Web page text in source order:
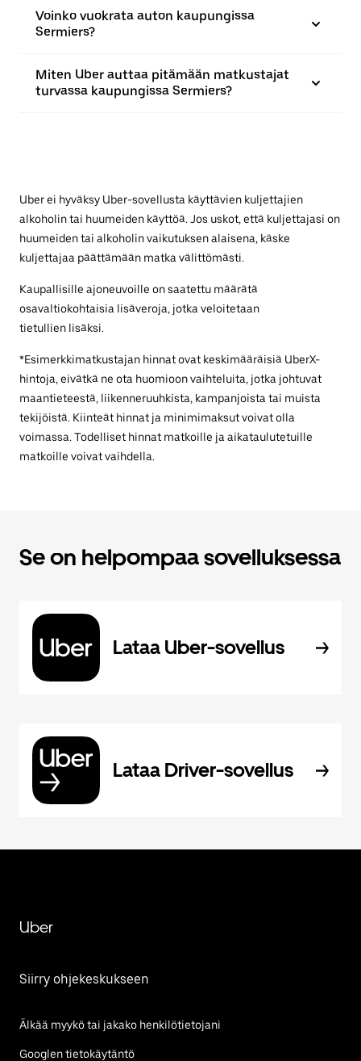
Voinko vuokrata auton kaupungissa
Sermiers?
Miten Uber auttaa pitämään matkustajat
turvassa kaupungissa Sermiers?
Uber ei hyväksy Uber-sovellusta käyttävien kuljettajien
alkoholin tai huumeiden käyttöä. Jos uskot, että kuljettajasi on
huumeiden tai alkoholin vaikutuksen alaisena, käske
kuljettajaa päättämään matka välittömästi.
Kaupallisille ajoneuvoille on saatettu määrätä
osavaltiokohtaisia lisäveroja, jotka veloitetaan
tietullien lisäksi.
*Esimerkkimatkustajan hinnat ovat keskimääräisiä UberX-
hintoja, eivätkä ne ota huomioon vaihteluita, jotka johtuvat
maantieteestä, liikenneruuhkista, kampanjoista tai muista
tekijöistä. Kiinteät hinnat ja minimimaksut voivat olla
voimassa. Todelliset hinnat matkoille ja aikataulutetuille
matkoille voivat vaihdella.
Se on helpompaa sovelluksessa
Lataa Uber-sovellus
Lataa Driver-sovellus
Uber
Siirry ohjekeskukseen
Älkää myykö tai jakako henkilötietojani
Googlen tietokäytäntö